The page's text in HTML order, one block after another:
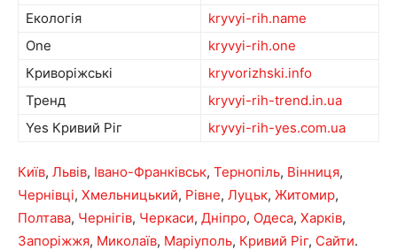
Екологія
kryvyi-rih.name
One
kryvyi-rih.one
Криворіжські
kryvorizhski.info
Тренд
kryvyi-rih-trend.in.ua
Yes Кривий Ріг
kryvyi-rih-yes.com.ua
Київ, Львів, Івано-Франківськ, Тернопіль, Вінниця,
Чернівці, Хмельницький, Рівне, Луцьк, Житомир,
Полтава, Чернігів, Черкаси, Дніпро, Одеса, Харків,
Запоріжжя, Миколаїв, Маріуполь, Кривий Ріг, Сайти.